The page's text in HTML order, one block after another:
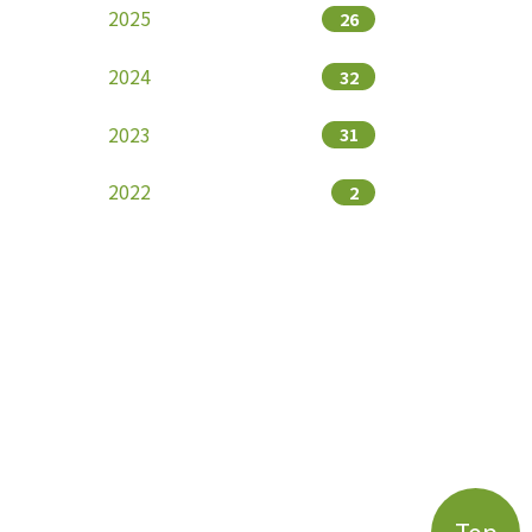
2025 26
2024 32
2023 31
2022 2